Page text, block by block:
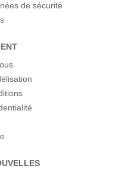
de sécurité